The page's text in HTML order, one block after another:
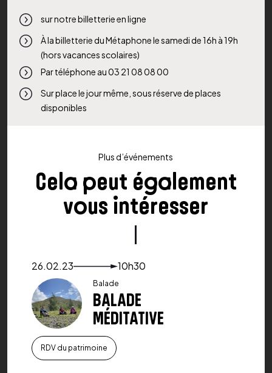
sur notre billetterie en ligne
À la billetterie du Métaphone le samedi de 16h à 19h
(hors vacances scolaires)
Par téléphone au 03 21 08 08 00
Sur place le jour même, sous réserve de places
disponibles
Plus d’événements
Cela peut également
vous intéresser
Voir le détail de l'événement
26.02.23 10h30
RDV du patrimoine
Balade
BALADE
MÉDITATIVE